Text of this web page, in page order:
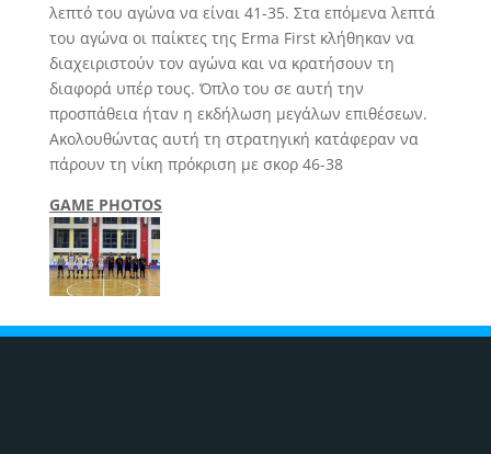
λεπτό του αγώνα να είναι 41-35. Στα επόμενα λεπτά
του αγώνα οι παίκτες της Erma First κλήθηκαν να
διαχειριστούν τον αγώνα και να κρατήσουν τη
διαφορά υπέρ τους. Όπλο του σε αυτή την
προσπάθεια ήταν η εκδήλωση μεγάλων επιθέσεων.
Ακολουθώντας αυτή τη στρατηγική κατάφεραν να
πάρουν τη νίκη πρόκριση με σκορ 46-38
GAME PHOTOS